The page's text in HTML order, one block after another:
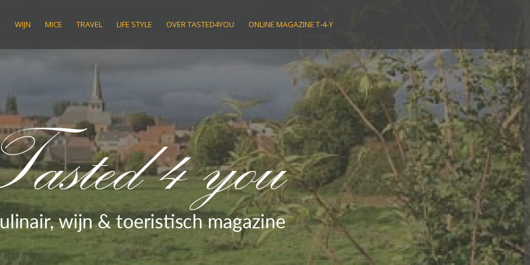
WIJN MICE TRAVEL LIFE STYLE OVER TASTED4YOU ONLINE MAGAZINE T-4-Y